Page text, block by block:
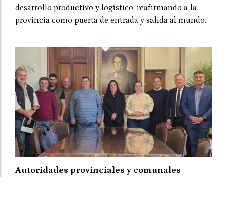
desarrollo productivo y logístico, reafirmando a la
provincia como puerta de entrada y salida al mundo.
Autoridades provinciales y comunales